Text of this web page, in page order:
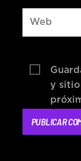
y sitio